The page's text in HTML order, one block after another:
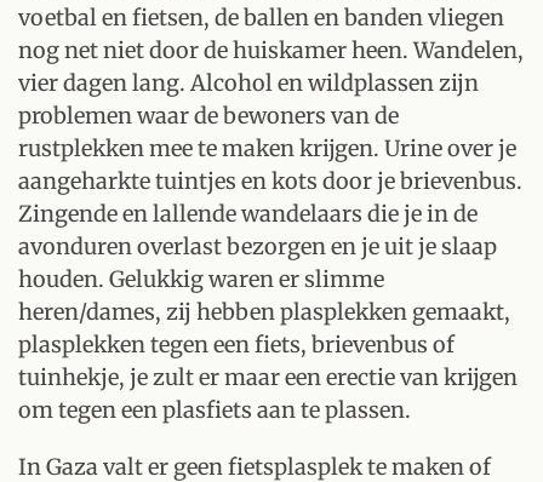
voetbal en fietsen, de ballen en banden vliegen
nog net niet door de huiskamer heen. Wandelen,
vier dagen lang. Alcohol en wildplassen zijn
problemen waar de bewoners van de
rustplekken mee te maken krijgen. Urine over je
aangeharkte tuintjes en kots door je brievenbus.
Zingende en lallende wandelaars die je in de
avonduren overlast bezorgen en je uit je slaap
houden. Gelukkig waren er slimme
heren/dames, zij hebben plasplekken gemaakt,
plasplekken tegen een fiets, brievenbus of
tuinhekje, je zult er maar een erectie van krijgen
om tegen een plasfiets aan te plassen.
In Gaza valt er geen fietsplasplek te maken of